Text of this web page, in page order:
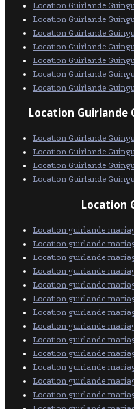
Location Guirlande
Location Guirlande
Location Guirlande
Location Guirlande
Location Guirlande
Location Guirlande
Location Guirlande
Location Guirlande
Location Guirlande
Location Guirlande
Location Guirlande
Location Guirlande
Location
Location guirlande
Location guirlande
Location guirlande
Location guirlande
Location guirlande
Location guirlande
Location guirlande
Location guirlande
Location guirlande
Location guirlande
Location guirlande
Location guirlande
Location guirlande